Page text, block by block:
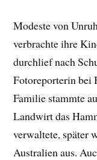
Modeste von
verbrachte ihre
durchlief nach
Fotoreporterin bei
Familie stammte
Landwirt das
verwaltete, später
Australien aus.